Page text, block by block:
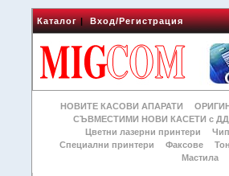
Каталог|Вход/Регистрация
НОВИТЕ КАСОВИ АПАРАТИ
СЪВМЕСТИМИ НОВИ КАСЕТИ с
Цветни лазерни принтери
Специални принтери
Факсове
Мастила